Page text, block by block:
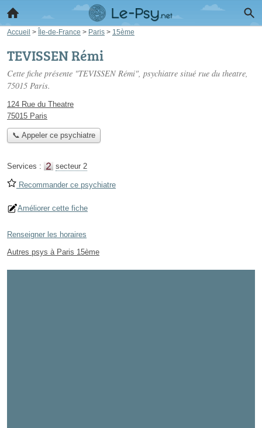
Accueil > Île-de-France > Paris > 15ème
TEVISSEN Rémi
Cette fiche présente "TEVISSEN Rémi", psychiatre situé rue du theatre,
75015 Paris.
124 Rue du Theatre
75015 Paris
📞 Appeler ce psychiatre
Services : secteur 2
Recommander ce psychiatre
Améliorer cette fiche
Renseigner les horaires
Autres psys à Paris 15ème